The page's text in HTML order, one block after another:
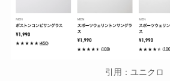
引用：ユニクロ